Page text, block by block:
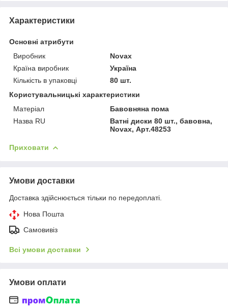
Характеристики
Основні атрибути
Виробник
Novax
Країна виробник
Україна
Кількість в упаковці
80 шт.
Користувальницькі характеристики
Матеріал
Бавовняна пома
Назва RU
Ватні диски 80 шт., бавовна,
Novax, Арт.48253
Приховати
Умови доставки
Доставка здійснюється тільки по передоплаті.
Нова Пошта
Самовивіз
Всі умови доставки
Умови оплати